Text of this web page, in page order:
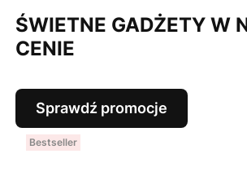
ŚWIETNE GADŻETY W
CENIE
Sprawdź promocje
Bestseller